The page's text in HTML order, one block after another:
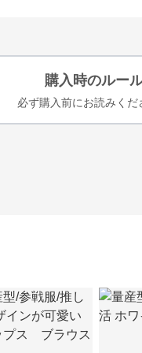
購入時のルー
必ず購入前にお読みくだ